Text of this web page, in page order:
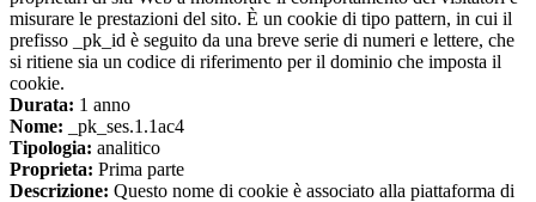
misurare le prestazioni del sito. È un cookie di tipo pattern, in cui il
prefisso _pk_id è seguito da una breve serie di numeri e lettere, che
si ritiene sia un codice di riferimento per il dominio che imposta il
cookie.
Durata: 1 anno
Nome: _pk_ses.1.1ac4
Tipologia: analitico
Proprieta: Prima parte
Descrizione: Questo nome di cookie è associato alla piattaforma di